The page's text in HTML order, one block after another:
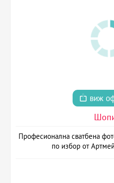
виж
Професионална сватбена
по избор от